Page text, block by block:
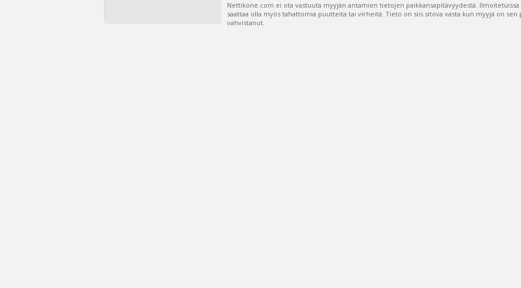
Nettikone.com ei ota vastuuta myyjän antamien tietojen paikkansapitävyydestä. Ilmoitetuissa
saattaa olla myös tahattomia puutteita tai virheitä. Tieto on siis sitova vasta kun myyjä on sen
vahvistanut.